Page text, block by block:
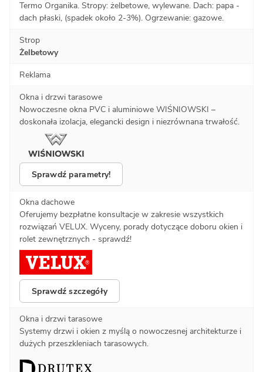
Termo Organika. Stropy: żelbetowe, wylewane. Dach: papa -
dach płaski, (spadek około 2-3%). Ogrzewanie: gazowe.
Strop
Żelbetowy
Reklama
Okna i drzwi tarasowe
Nowoczesne okna PVC i aluminiowe WIŚNIOWSKI –
doskonała izolacja, elegancki design i niezrównana trwałość.
Sprawdź parametry!
Okna dachowe
Oferujemy bezpłatne konsultacje w zakresie wszystkich
rozwiązań VELUX. Wyceny, porady dotyczące doboru okien i
rolet zewnętrznych - sprawdź!
Sprawdź szczegóły
Okna i drzwi tarasowe
Systemy drzwi i okien z myślą o nowoczesnej architekturze i
dużych przeszkleniach tarasowych.